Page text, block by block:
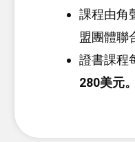
課程由角
盟團體聯
證書課程
280美元。